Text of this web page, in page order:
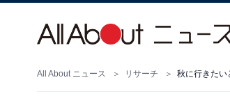
All About ニュース リサーチ 秋に行きたい